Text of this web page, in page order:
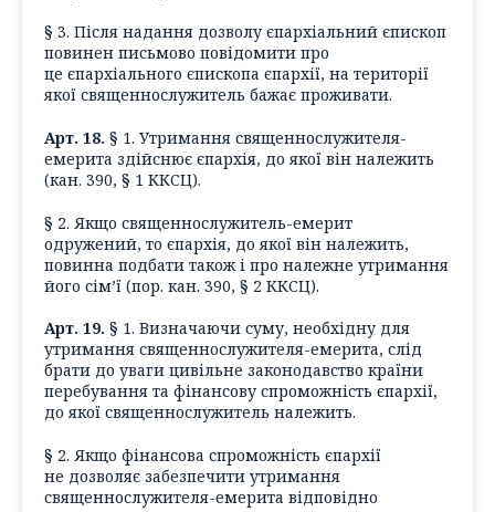
§ 3. Після надання дозволу єпархіальний єпископ
повинен письмово повідомити про
це єпархіального єпископа єпархії, на території
якої священнослужитель бажає проживати.
Арт. 18. § 1. Утримання священнослужителя-
емерита здійснює єпархія, до якої він належить
(кан. 390, § 1 ККСЦ).
§ 2. Якщо священнослужитель-емерит
одружений, то єпархія, до якої він належить,
повинна подбати також і про належне утримання
його сім’ї (пор. кан. 390, § 2 ККСЦ).
Арт. 19. § 1. Визначаючи суму, необхідну для
утримання священнослужителя-емерита, слід
брати до уваги цивільне законодавство країни
перебування та фінансову спроможність єпархії,
до якої священнослужитель належить.
§ 2. Якщо фінансова спроможність єпархії
не дозволяє забезпечити утримання
священнослужителя-емерита відповідно